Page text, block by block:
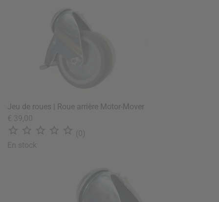
Jeu de roues | Roue arrière Motor-Mover
€ 39,00
    
(0)
En stock